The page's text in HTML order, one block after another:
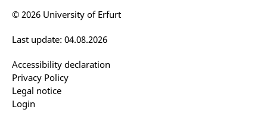
Accessibility declaration
Privacy Policy
Legal notice
Login
Last update: 04.08.2026
© 2026 University of Erfurt